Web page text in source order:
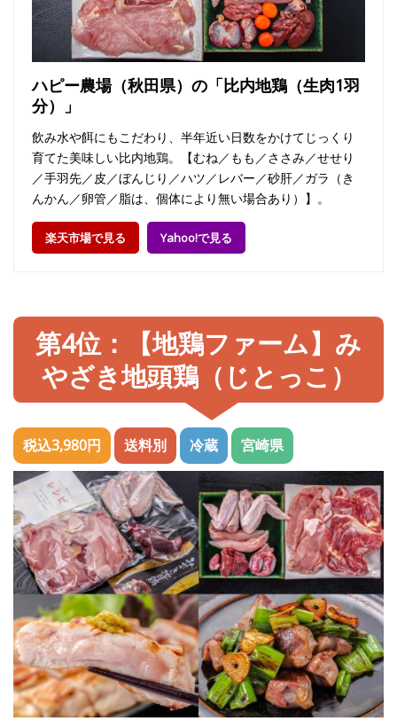
ハピー農場（秋田県）の「比内地鶏（生肉1羽
分）」
飲み水や餌にもこだわり、半年近い日数をかけてじっくり
育てた美味しい比内地鶏。【むね／もも／ささみ／せせり
／手羽先／皮／ぼんじり／ハツ／レバー／砂肝／ガラ（き
んかん／卵管／脂は、個体により無い場合あり）】。
楽天市場で見る Yahoo!で見る
第4位：【地鶏ファーム】み
やざき地頭鶏（じとっこ）
税込3,980円 送料別 冷蔵 宮崎県